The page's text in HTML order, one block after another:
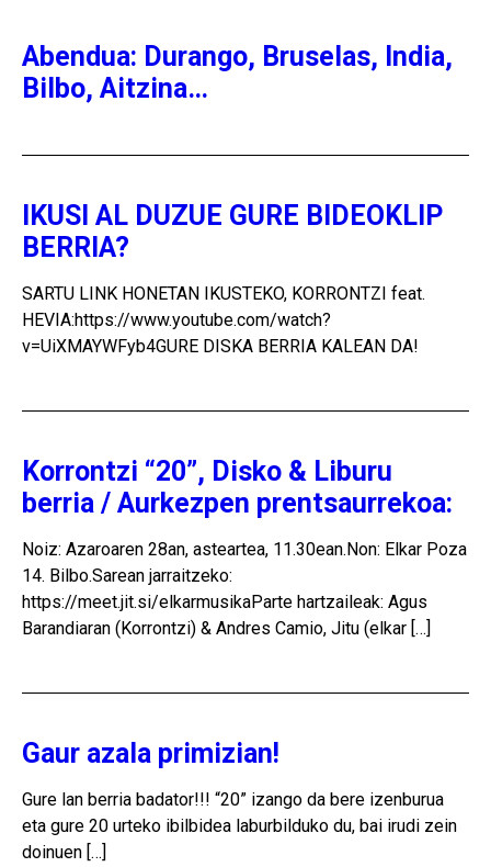
Abendua: Durango, Bruselas, India,
Bilbo, Aitzina…
IKUSI AL DUZUE GURE BIDEOKLIP
BERRIA?
SARTU LINK HONETAN IKUSTEKO, KORRONTZI feat.
HEVIA:https://www.youtube.com/watch?
v=UiXMAYWFyb4GURE DISKA BERRIA KALEAN DA!
Korrontzi “20”, Disko & Liburu
berria / Aurkezpen prentsaurrekoa:
Noiz: Azaroaren 28an, asteartea, 11.30ean.Non: Elkar Poza
14. Bilbo.Sarean jarraitzeko:
https://meet.jit.si/elkarmusikaParte hartzaileak: Agus
Barandiaran (Korrontzi) & Andres Camio, Jitu (elkar […]
Gaur azala primizian!
Gure lan berria badator!!! “20” izango da bere izenburua
eta gure 20 urteko ibilbidea laburbilduko du, bai irudi zein
doinuen […]